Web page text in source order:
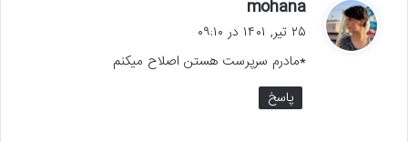
mohana
ف
:
۲۵ تیر, ۱۴۰۱ در ۰۹:۱۰
*مادرم سرپرست هستن اصلاح میکنم
پاسخ